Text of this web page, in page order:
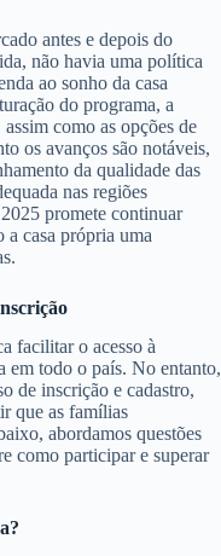
antes e depois do
não havia uma política
ao sonho da casa
do programa, a
como as opções de
os avanços são notáveis,
da qualidade das
nas regiões
promete continuar
casa própria uma
facilitar o acesso à
em todo o país. No entanto,
de inscrição e cadastro,
que as famílias
abordamos questões
como participar e superar